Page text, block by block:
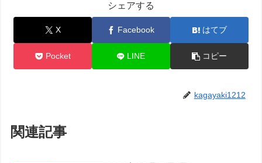
シェアする
X Facebook はてブ
Pocket LINE コピー
kagayaki1212
関連記事